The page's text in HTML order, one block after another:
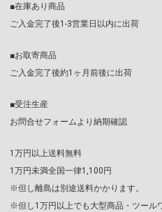
■在庫あり商品
ご入金完了後1-3営業日以内に出荷
■お取寄商品
ご入金完了後約1ヶ月前後に出荷
■受注生産
お問合せフォームより納期確認
1万円以上送料無料
1万円未満全国一律1,100円
※但し離島は別途送料かかります。
※但し1万円以上でも大型商品・ツール